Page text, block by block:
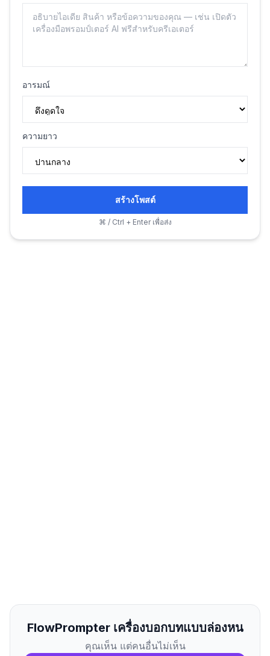
อารมณ์
ความยาว
สร้างโพสต์
⌘ / Ctrl + Enter เพื่อส่ง
FlowPrompter เครื่องบอกบทแบบล่องหน
คุณเห็น แต่คนอื่นไม่เห็น